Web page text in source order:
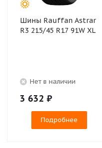
Шины Rauffan Astrar
R3 215/45 R17 91W XL
Нет в наличии
3 632 ₽
Подробнее